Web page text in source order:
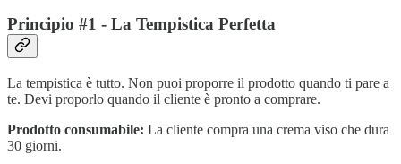
Principio #1 - La Tempistica Perfetta
La tempistica è tutto. Non puoi proporre il prodotto quando ti pare a
te. Devi proporlo quando il cliente è pronto a comprare.
Prodotto consumabile: La cliente compra una crema viso che dura
30 giorni.